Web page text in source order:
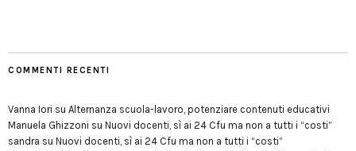
COMMENTI RECENTI
Vanna Iori su Alternanza scuola-lavoro, potenziare contenuti educativi
Manuela Ghizzoni su Nuovi docenti, sì ai 24 Cfu ma non a tutti i “costi”
sandra su Nuovi docenti, sì ai 24 Cfu ma non a tutti i “costi”